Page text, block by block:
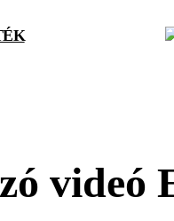
videó